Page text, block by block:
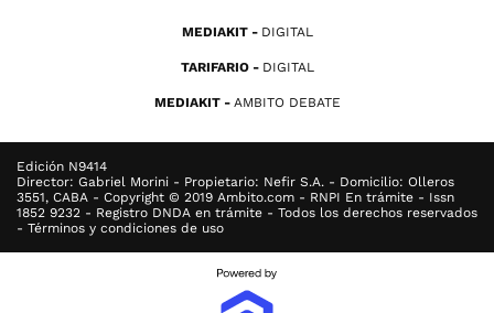
MEDIAKIT DIGITAL
TARIFARIO DIGITAL
MEDIAKIT AMBITO DEBATE
Edición N9414
Director: Gabriel Morini - Propietario: Nefir S.A. - Domicilio: Olleros
3551, CABA - Copyright © 2019 Ambito.com - RNPI En trámite - Issn
1852 9232 - Registro DNDA en trámite - Todos los derechos reservados
- Términos y condiciones de uso